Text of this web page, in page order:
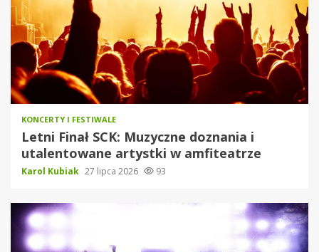
KONCERTY I FESTIWALE
Letni Finał SCK: Muzyczne doznania i
utalentowane artystki w amfiteatrze
Karol Kubiak 27 lipca 2026 93